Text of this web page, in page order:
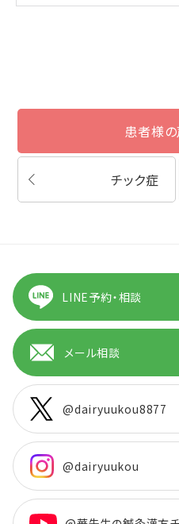
患者様
チック症
LINE予約・相談
メール相談
@dairyuukou8877
@dairyuukou